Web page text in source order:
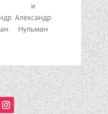
и
Александр
Нульман